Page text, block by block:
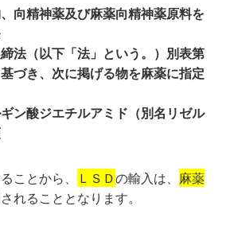
向精神薬及び麻薬向精神薬原料を
法（以下「法」という。）別表第
づき、次に掲げる物を麻薬に指定
ン酸ジエチルアミド（別名リゼル
ことから、 ＬＳＤの輸入は、 麻薬
れることとなります。